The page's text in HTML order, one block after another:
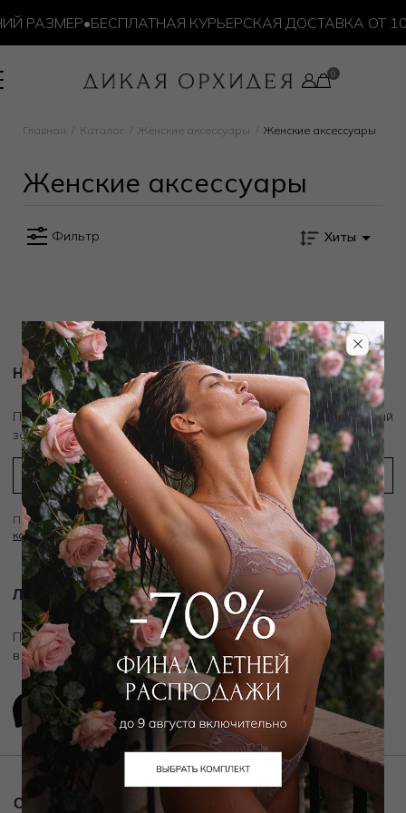
РАЗМЕР•БЕСПЛАТНАЯ КУРЬЕРСКАЯ ДОСТАВКА ОТ 10
Главная Каталог Женские аксессуары Женские аксессуары
Женские аксессуары
Фильтр Хиты
Новости и акции
Подпишитесь на рассылку и получитескидку 10% на первый
заказ
Подписываясь на рассылку вы соглашаетесь с условиямиПолитики
конфиденциальности
Личный ассистент.
Подключите личного ассистента "Дикой Орхидеи"
в удобном мессенджере
О компании Покупателям